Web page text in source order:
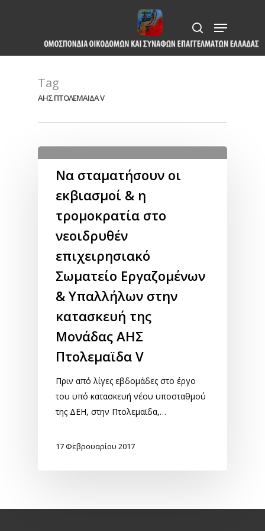
content
search
Menu
Tag
ΑΗΣ ΠΤΟΛΕΜΑΙΔΑ V
Να σταματήσουν οι
εκβιασμοί & η
τρομοκρατία στο
νεοιδρυθέν
επιχειρησιακό
Σωματείο Εργαζομένων
& Υπαλλήλων στην
κατασκευή της
Μονάδας ΑΗΣ
Πτολεμαϊδα V
Πριν από λίγες εβδομάδες στο έργο
του υπό κατασκευή νέου υποσταθμού
της ΔΕΗ, στην Πτολεμαϊδα,…
17 Φεβρουαρίου 2017